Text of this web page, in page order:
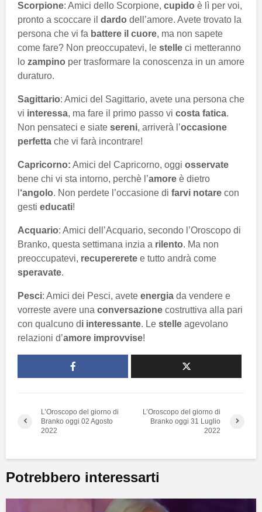
Scorpione: Amici dello Scorpione, cupido è lì per voi,
pronto a scoccare il dardo dell’amore. Avete trovato la
persona che vi fa battere il cuore, ma non sapete
come fare? Non preoccupatevi, le stelle ci metteranno
lo zampino per trasformare la conoscenza in un amore
duraturo.
Sagittario: Amici del Sagittario, avete una persona che
vi interessa, ma fare il primo passo vi costa fatica.
Non pensateci e siate sereni, arriverà l’occasione
perfetta che vi farà incontrare!
Capricorno: Amici del Capricorno, oggi osservate
bene chi vi sta intorno, perchè l’amore è dietro
‘angolo. Non perdete l’occasione di farvi notare con
gesti educati!
Acquario: Amici dell’Acquario, secondo l’Oroscopo di
Branko, questa settimana inzia a rilento. Ma non
preoccupatevi, recupererete e tutto andrà come
speravate.
Pesci: Amici dei Pesci, avete energia da vendere e
vorreste avere una conversazione costruttiva alla pari
con qualcuno di interessante. Le stelle agevolano
relazioni d’amore improvvise!
L’Oroscopo del giorno di
Branko oggi 02 Agosto
2022
L’Oroscopo del giorno di
Branko oggi 31 Luglio
2022
Potrebbero interessarti